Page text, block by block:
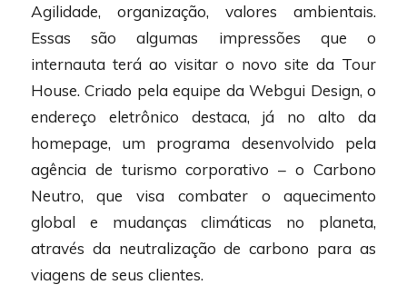
Agilidade, organização, valores ambientais.
Essas são algumas impressões que o
internauta terá ao visitar o novo site da Tour
House. Criado pela equipe da Webgui Design, o
endereço eletrônico destaca, já no alto da
homepage, um programa desenvolvido pela
agência de turismo corporativo – o Carbono
Neutro, que visa combater o aquecimento
global e mudanças climáticas no planeta,
através da neutralização de carbono para as
viagens de seus clientes.